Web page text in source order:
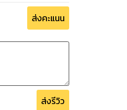
ส่งคะแนน
ส่งรีวิว